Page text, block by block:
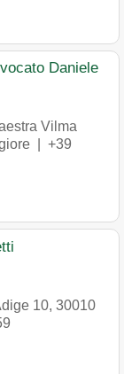
Daniele
Vilma
+39
10, 30010